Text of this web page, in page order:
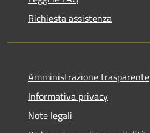
Richiesta assistenza
Amministrazione trasparente
Informativa privacy
Note legali